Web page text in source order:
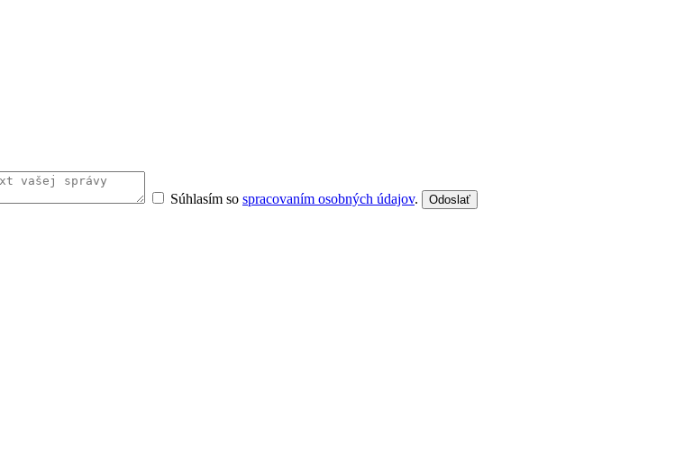
Súhlasím so spracovaním osobných údajov. Odoslať